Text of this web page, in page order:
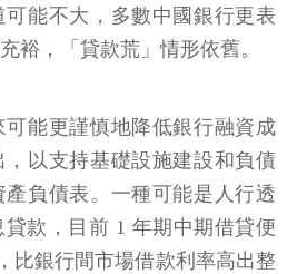
能不大，多數中國銀行更表
裕，「貸款荒」情形依舊。
能更謹慎地降低銀行融資成
以支持基礎設施建設和負債
負債表。一種可能是人行透
款，目前 1 年期中期借貸便
比銀行間市場借款利率高出整